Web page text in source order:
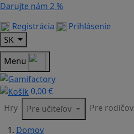
Darujte nám 2 %
Registrácia
Prihlásenie
SK
Menu
0,00 €
Hry
Pre učiteľov Pre rodičov
Domov